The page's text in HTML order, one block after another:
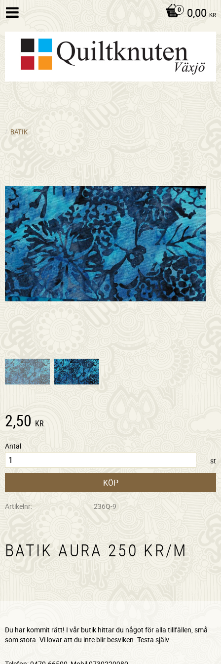
0,00 KR
BATIK
2,50 KR
Antal
st
KÖP
Artikelnr 236Q-9
BATIK AURA 250 KR/M
Du har kommit rätt! I vår butik hittar du något för alla tillfällen, små
som stora. Vi lovar att du inte blir besviken. Testa själv.